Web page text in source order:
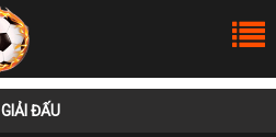
GIẢI ĐẤU